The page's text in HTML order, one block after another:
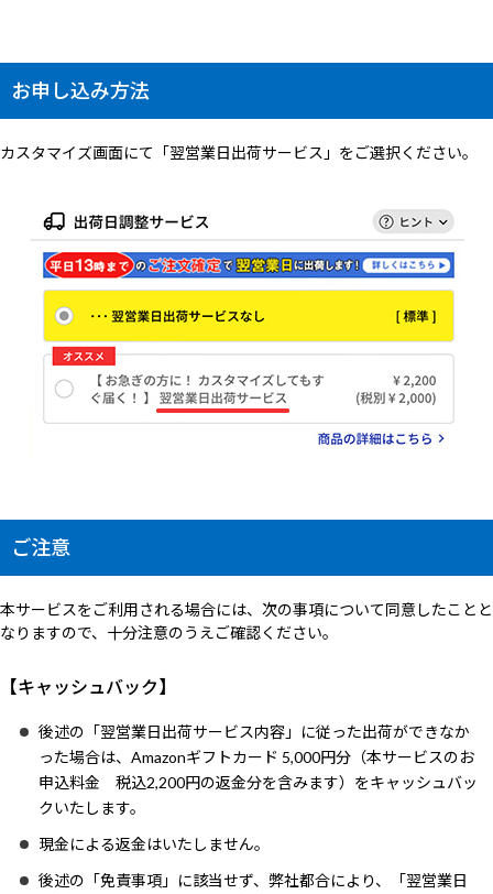
お申し込み方法
カスタマイズ画面にて「翌営業日出荷サービス」をご選択ください。
ご注意
本サービスをご利用される場合には、次の事項について同意したことと
なりますので、十分注意のうえご確認ください。
【キャッシュバック】
後述の「翌営業日出荷サービス内容」に従った出荷ができなか
った場合は、Amazonギフトカード 5,000円分（本サービスのお
申込料金 税込2,200円の返金分を含みます）をキャッシュバッ
クいたします。
現金による返金はいたしません。
後述の「免責事項」に該当せず、弊社都合により、「翌営業日